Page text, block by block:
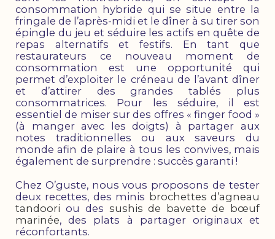
consommation hybride qui se situe entre la
fringale de l’après-midi et le dîner à su tirer son
épingle du jeu et séduire les actifs en quête de
repas alternatifs et festifs. En tant que
restaurateurs ce nouveau moment de
consommation est une opportunité qui
permet d’exploiter le créneau de l’avant dîner
et d’attirer des grandes tablés plus
consommatrices. Pour les séduire, il est
essentiel de miser sur des offres « finger food »
(à manger avec les doigts) à partager aux
notes traditionnelles ou aux saveurs du
monde afin de plaire à tous les convives, mais
également de surprendre : succès garanti !
Chez O’guste, nous vous proposons de tester
deux recettes, des minis brochettes d’agneau
tandoori ou des sushis de bavette de bœuf
marinée, des plats à partager originaux et
réconfortants.